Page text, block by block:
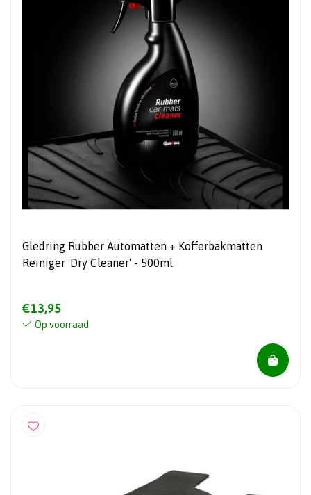
Gledring Rubber Automatten + Kofferbakmatten
Reiniger 'Dry Cleaner' - 500ml
€13,95
Op voorraad